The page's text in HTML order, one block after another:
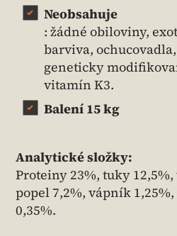
Neobsahuje
: žádné obiloviny,
barviva,
geneticky
vitamín K3.
Balení 15 kg
Analytické složky:
Proteiny 23%, tuky
popel 7,2%, vápník
0,35%.